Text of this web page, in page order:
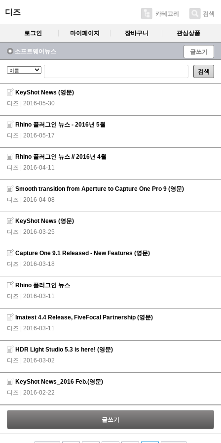
디즈 카테고리 검색
로그인 마이페이지 장바구니 관심상품
소프트웨어뉴스 글쓰기
검색
KeyShot News (영문)
디즈 | 2016-05-30
Rhino 플러그인 뉴스 - 2016년 5월
디즈 | 2016-05-17
Rhino 플러그인 뉴스 // 2016년 4월
디즈 | 2016-04-11
Smooth transition from Aperture to Capture One Pro 9 (영문)
디즈 | 2016-04-08
KeyShot News (영문)
디즈 | 2016-03-25
Capture One 9.1 Released - New Features (영문)
디즈 | 2016-03-18
Rhino 플러그인 뉴스
디즈 | 2016-03-11
Imatest 4.4 Release, FiveFocal Partnership (영문)
디즈 | 2016-03-11
HDR Light Studio 5.3 is here! (영문)
디즈 | 2016-03-02
KeyShot News_2016 Feb.(영문)
디즈 | 2016-02-22
글쓰기